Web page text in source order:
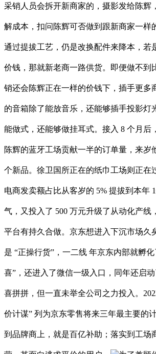
采销人员会拆开新商家的，摄影发给陈辉
解成本，扣问陈辉可否做到跟新商家一样
通过提拔工艺，仍是改换配件来降本，若
价钱，那就新老商一路供货。即便做不到
销还会陈辉正在一样的价钱下，插手更多
的音箱除了能放音乐，还能够插手投影灯
能做式，还能够做挂耳式。接入 8 个月后
陈辉的蓝牙工场贡献一半的订单量，来岁
个新品。徐卫国所正在的纸巾工场则正在
电商发卖额占比从客岁的 5% 提拔到本年
气，又投入了 500 万元升级了从动化产线
平台有持久合做。京东想进入下沉市场久
是 “正操行货”，一二线 年京东内部就孵
喜”，还进入了微信一级入口，同年还启
喜拼拼，但一直未举全公司之力投入。
价计谋” 列为京东零售将来三年最主要的
到品牌商上，就是百亿补助；落实到工场